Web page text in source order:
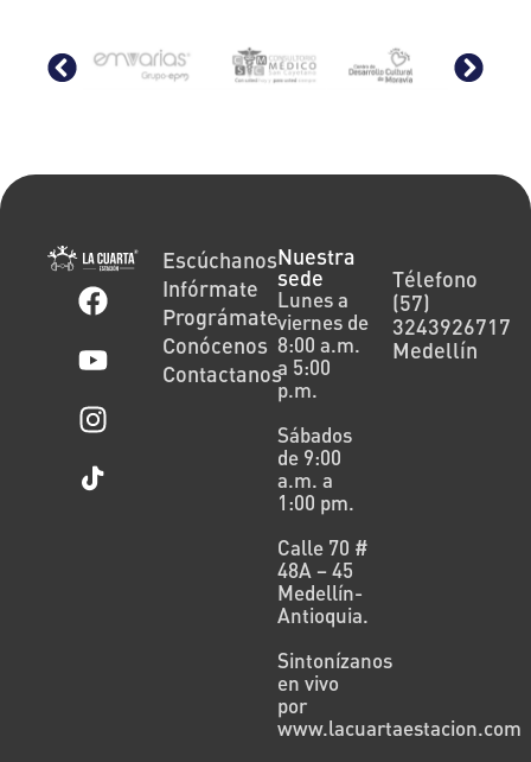
Escúchanos
Infórmate
Prográmate
Conócenos
Contactanos
Nuestra
sede
Lunes a
viernes de
8:00 a.m.
a 5:00
p.m.
Sábados
de 9:00
a.m. a
1:00 pm.
Calle 70 #
48A – 45
Medellín-
Antioquia.
Sintonízanos
en vivo
por
www.lacuartaestacion.com
Télefono
(57)
3243926717
Medellín